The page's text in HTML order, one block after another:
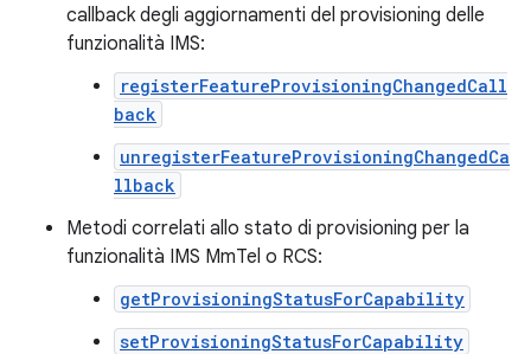
callback degli aggiornamenti del provisioning delle
funzionalità IMS:
registerFeatureProvisioningChangedCall
back
unregisterFeatureProvisioningChangedCa
llback
Metodi correlati allo stato di provisioning per la
funzionalità IMS MmTel o RCS:
getProvisioningStatusForCapability
setProvisioningStatusForCapability